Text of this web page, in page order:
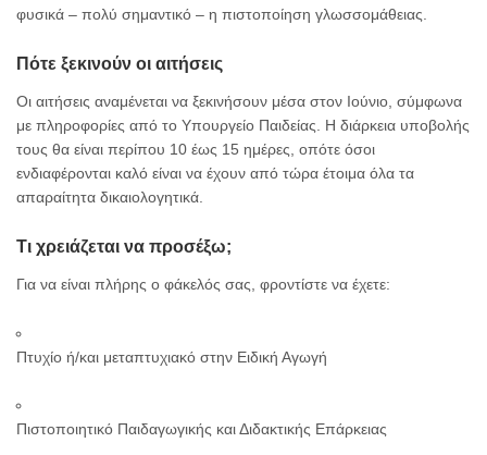
Προκήρυξη ΚΕΠ 6Κ/2024
φυσικά – πολύ σημαντικό – η πιστοποίηση γλωσσομάθειας.
Πότε ξεκινούν οι αιτήσεις
Οι αιτήσεις αναμένεται να ξεκινήσουν μέσα στον Ιούνιο, σύμφωνα
με πληροφορίες από το Υπουργείο Παιδείας. Η διάρκεια υποβολής
τους θα είναι περίπου 10 έως 15 ημέρες, οπότε όσοι
ενδιαφέρονται καλό είναι να έχουν από τώρα έτοιμα όλα τα
απαραίτητα δικαιολογητικά.
Τι χρειάζεται να προσέξω;
Για να είναι πλήρης ο φάκελός σας, φροντίστε να έχετε:
Πτυχίο ή/και μεταπτυχιακό στην Ειδική Αγωγή
Πιστοποιητικό Παιδαγωγικής και Διδακτικής Επάρκειας